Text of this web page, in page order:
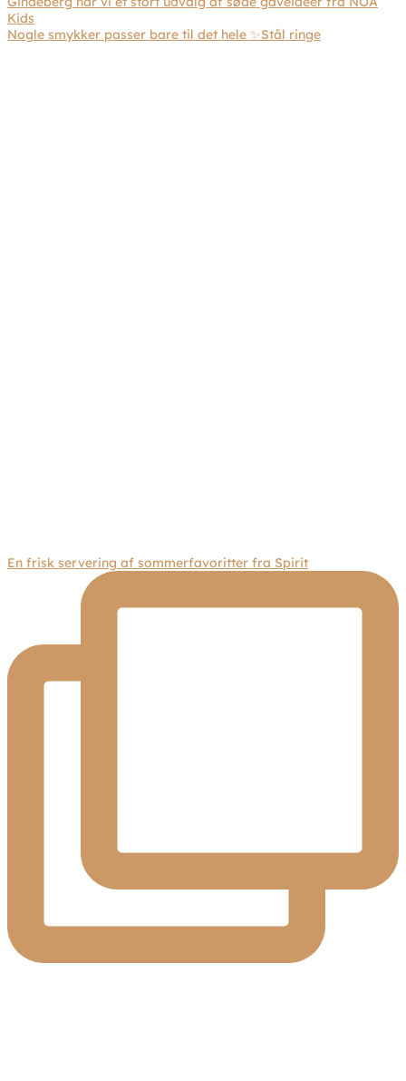
Nogle smykker passer bare til det hele ✨Stål ringe
En frisk servering af sommerfavoritter fra Spirit